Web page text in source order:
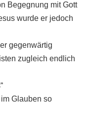
Begegnung mit Gott
wurde er jedoch
gegenwärtig
zugleich endlich
Glauben so